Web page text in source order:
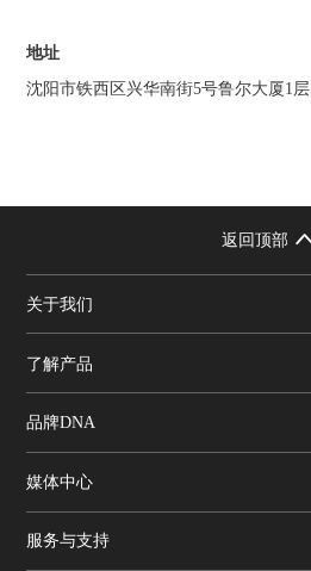
地址
沈阳市铁西区兴华南街5号鲁尔大厦1层
返回顶部
关于我们
了解产品
品牌DNA
媒体中心
服务与支持